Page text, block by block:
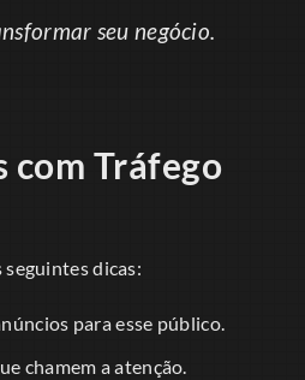
seu negócio.
com Tráfego
dicas:
para esse público.
chamem a atenção.